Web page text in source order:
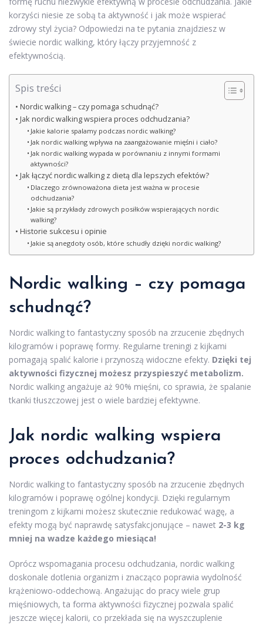
korzyści niesie ze sobą ta aktywność i jak może wspierać
zdrowy styl życia? Odpowiedzi na te pytania znajdziesz w
świecie nordic walking, który łączy przyjemność z
efektywnością.
Spis treści
Nordic walking – czy pomaga schudnąć?
Jak nordic walking wspiera proces odchudzania?
Jakie kalorie spalamy podczas nordic walking?
Jak nordic walking wpływa na zaangażowanie mięśni i ciało?
Jak nordic walking wypada w porównaniu z innymi formami
aktywności?
Jak łączyć nordic walking z dietą dla lepszych efektów?
Dlaczego zrównoważona dieta jest ważna w procesie
odchudzania?
Jakie są przykłady zdrowych posiłków wspierających nordic
walking?
Historie sukcesu i opinie
Jakie są anegdoty osób, które schudły dzięki nordic walking?
Nordic walking – czy pomaga
schudnąć?
Nordic walking to fantastyczny sposób na zrzucenie zbędnych
kilogramów i poprawę formy. Regularne treningi z kijkami
pomagają spalić kalorie i przynoszą widoczne efekty. Dzięki tej
aktywności fizycznej możesz przyspieszyć metabolizm.
Nordic walking angażuje aż 90% mięśni, co sprawia, że spalanie
tkanki tłuszczowej jest o wiele bardziej efektywne.
Jak nordic walking wspiera
proces odchudzania?
Nordic walking to fantastyczny sposób na zrzucenie zbędnych
kilogramów i poprawę ogólnej kondycji. Dzięki regularnym
treningom z kijkami możesz skutecznie redukować wagę, a
efekty mogą być naprawdę satysfakcjonujące – nawet 2-3 kg
mniej na wadze każdego miesiąca!
Oprócz wspomagania procesu odchudzania, nordic walking
doskonale dotlenia organizm i znacząco poprawia wydolność
krążeniowo-oddechową. Angażując do pracy wiele grup
mięśniowych, ta forma aktywności fizycznej pozwala spalić
jeszcze więcej kalorii, co przekłada się na wyszczuplenie